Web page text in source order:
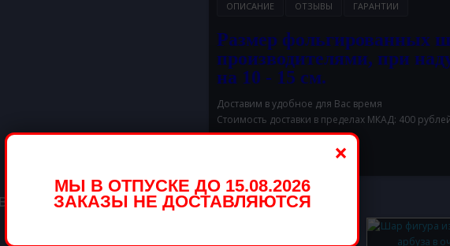
ОПИСАНИЕ ОТЗЫВЫ ГАРАНТИИ
Размер фольгированных
производителями, при
на 10 - 15 см.
Доставим в удобное для Вас время
Стоимость доставки в пределах МКАД: 400
×
МЫ В ОТПУСКЕ ДО 15.08.2026
ЗАКАЗЫ НЕ ДОСТАВЛЯЮТСЯ